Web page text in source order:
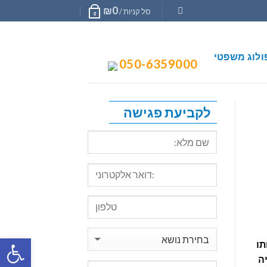
סל קניות / ₪0
0
משפטי 050-6359000
לקביעת פגישה
פתח